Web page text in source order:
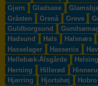
Gjern
Gladsaxe
Gråsten
Grenå Greve
Guldborgsund
Hadsund
Hals Halsnæs
Hasselager
Hasseriis
Hellebæk-Ålsgårde
Herning
Hillerød
Hjørring
Hjortshøj Hobro